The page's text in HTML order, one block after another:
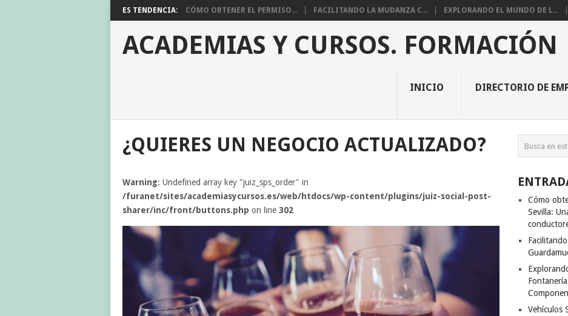
ES TENDENCIA: CÓMO OBTENER EL PERMISO... FACILITANDO LA MUDANZA C... EXPLORANDO EL MUNDO DE L...
ACADEMIAS Y CURSOS. FORMACIÓN
INICIO DIRECTORIO DE
¿QUIERES UN NEGOCIO ACTUALIZADO?
Warning: Undefined array key "juiz_sps_order" in
/furanet/sites/academiasycursos.es/web/htdocs/wp-content/plugins/juiz-social-post-
sharer/inc/front/buttons.php on line 302
Cómo
Sevilla:
Vehículos